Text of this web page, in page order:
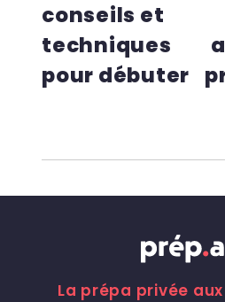
conseils et
techniques
pour débuter
La prépa privée